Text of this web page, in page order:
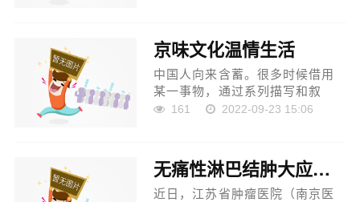
园。 据悉，此次赛力斯新...
京味文化温情生活
中国人向来含蓄。很多时候借用
某一事物，通过系列描写和叙
述，迂回表达自己的思想情感。
和托物言志。 作为土生土长的...
161 2022-09-23 15:06
无痛性淋巴结肿大应当心淋巴瘤
近日，江苏省肿瘤医院（南京医